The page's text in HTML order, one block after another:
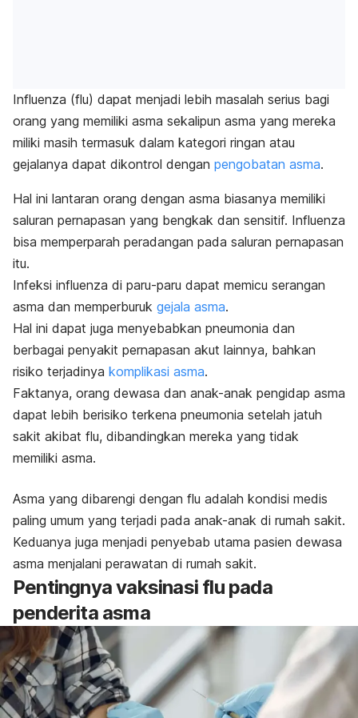
Influenza (flu) dapat menjadi lebih masalah serius bagi
orang yang memiliki asma sekalipun asma yang mereka
miliki masih termasuk dalam kategori ringan atau
gejalanya dapat dikontrol dengan pengobatan asma.
Hal ini lantaran orang dengan asma biasanya memiliki
saluran pernapasan yang bengkak dan sensitif. Influenza
bisa memperparah peradangan pada saluran pernapasan
itu.
Infeksi influenza di paru-paru dapat memicu serangan
asma dan memperburuk gejala asma.
Hal ini dapat juga menyebabkan pneumonia dan
berbagai penyakit pernapasan akut lainnya, bahkan
risiko terjadinya komplikasi asma.
Faktanya, orang dewasa dan anak-anak pengidap asma
dapat lebih berisiko terkena pneumonia setelah jatuh
sakit akibat flu, dibandingkan mereka yang tidak
memiliki asma.
Asma yang dibarengi dengan flu adalah kondisi medis
paling umum yang terjadi pada anak-anak di rumah sakit.
Keduanya juga menjadi penyebab utama pasien dewasa
asma menjalani perawatan di rumah sakit.
Pentingnya vaksinasi flu pada
penderita asma